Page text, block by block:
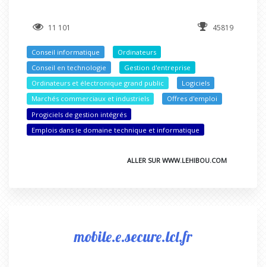
11 101 45819
Conseil informatique
Ordinateurs
Conseil en technologie
Gestion d'entreprise
Ordinateurs et électronique grand public
Logiciels
Marchés commerciaux et industriels
Offres d'emploi
Progiciels de gestion intégrés
Emplois dans le domaine technique et informatique
ALLER SUR WWW.LEHIBOU.COM
mobile.e.secure.lcl.fr